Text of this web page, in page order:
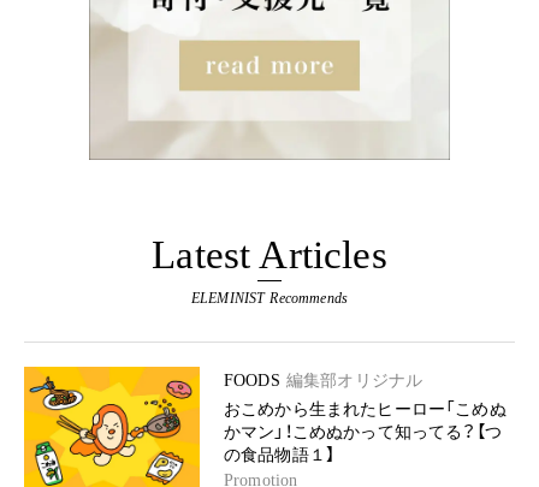
Latest Articles
ELEMINIST Recommends
FOODS 編集部オリジナル
おこめから生まれたヒーロー「こめぬ
かマン」！こめぬかって知ってる？【つ
の食品物語１】
Promotion